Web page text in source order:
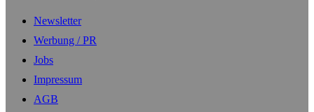
Newsletter
Werbung / PR
Jobs
Impressum
AGB